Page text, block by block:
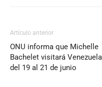
Artículo anterior
ONU informa que Michelle
Bachelet visitará Venezuela
del 19 al 21 de junio